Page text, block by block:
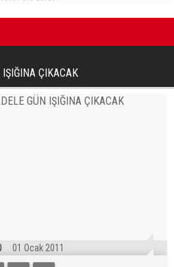
ve Avrupa’da temsilcilik
ÇIKACAK
01 Ocak 2011